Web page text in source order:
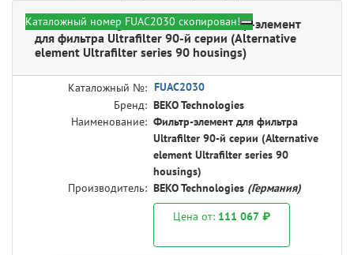
BEKO Technologies FUAC2030 - Фильтр-элемент
для фильтра Ultrafilter 90-й серии (Alternative
element Ultrafilter series 90 housings)
Каталожный №: FUAC2030
Бренд: BEKO Technologies
Наименование: Фильтр-элемент для фильтра
Ultrafilter 90-й серии (Alternative
element Ultrafilter series 90
housings)
Производитель: BEKO Technologies (Германия)
Цена от: 111 067 ₽
Каталожный номер FUAC2030 скопирован!